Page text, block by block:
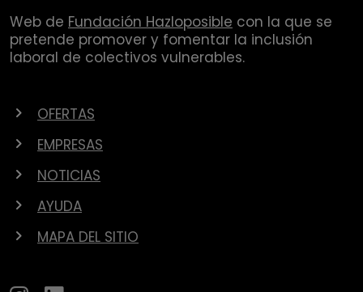
Web de Fundación Hazloposible con la que se
pretende promover y fomentar la inclusión
laboral de colectivos vulnerables.
OFERTAS
EMPRESAS
NOTICIAS
AYUDA
MAPA DEL SITIO